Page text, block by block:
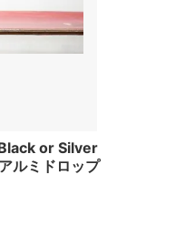
or Silver
ルミドロップ